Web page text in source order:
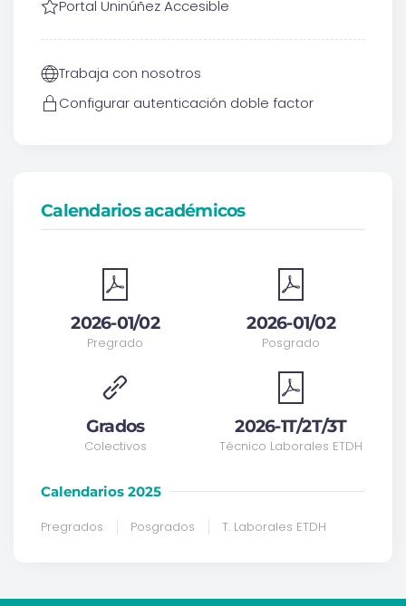
Portal Uninúñez Accesible
Trabaja con nosotros
Configurar autenticación doble factor
Calendarios académicos
2026-01/02
Pregrado
Grados
Colectivos
2026-01/02
Posgrado
2026-1T/2T/3T
Técnico Laborales ETDH
Calendarios 2025
Pregrados Posgrados T. Laborales ETDH